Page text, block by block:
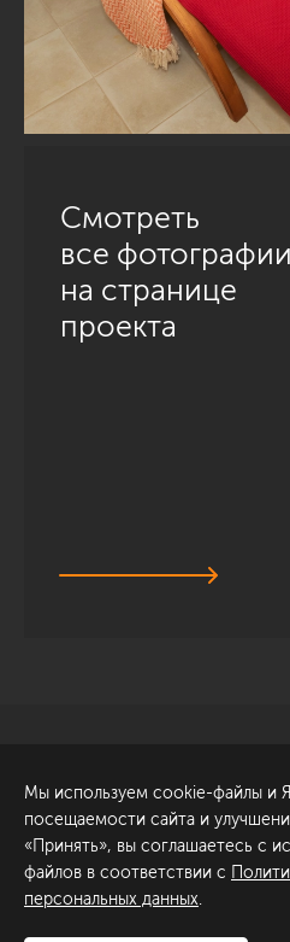
Смотреть
все фотографии
на странице
проекта
ул. Академика Павлова, 6
к1
+7 (812) 200-95-55
Мы используем cookie-файлы и
посещаемости сайта и
«Принять», вы соглашаетесь с
файлов в соответствии с
персональных данных.